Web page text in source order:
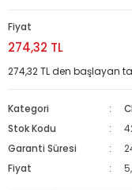
Fiyat
274,32 TL
274,32 TL den başlayan
Kategori
Stok Kodu
Garanti Süresi
Fiyat